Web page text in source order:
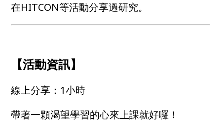
在HITCON等活動分享過研究。
【活動資訊】
線上分享：1小時
帶著一顆渴望學習的心來上課就好囉！